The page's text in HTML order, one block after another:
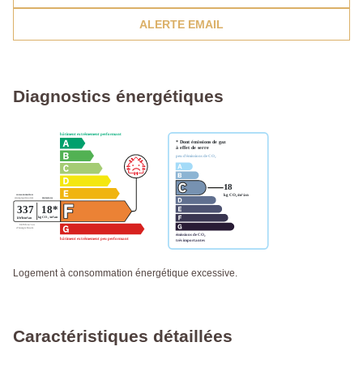
ALERTE EMAIL
Diagnostics énergétiques
Logement à consommation énergétique excessive.
Caractéristiques détaillées